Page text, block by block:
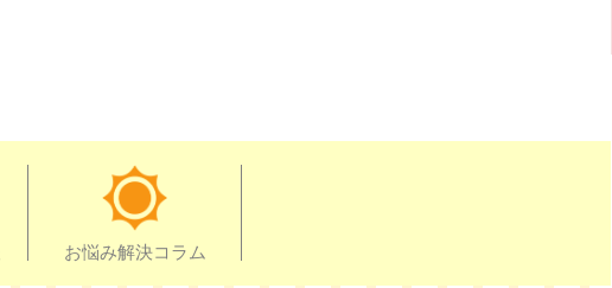
お悩み解決コラム